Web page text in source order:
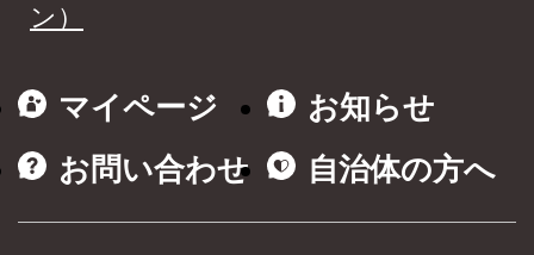
ン）
マイページ
お知らせ
お問い合わせ
自治体の方へ